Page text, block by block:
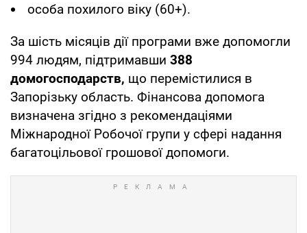
особа похилого віку (60+).
За шість місяців дії програми вже допомогли
994 людям, підтримавши 388
домогосподарств, що перемістилися в
Запорізьку область. Фінансова допомога
визначена згідно з рекомендаціями
Міжнародної Робочої групи у сфері надання
багатоцільової грошової допомоги.